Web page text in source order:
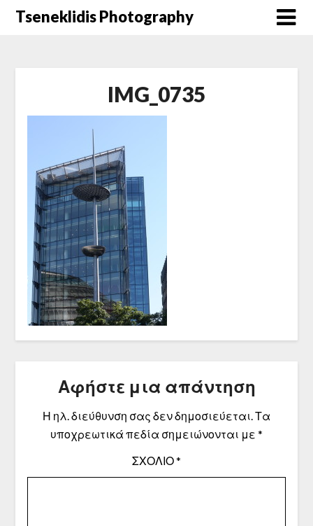
Μετάβαση
Tseneklidis Photography
IMG_0735
Αφήστε μια απάντηση
Η ηλ. διεύθυνση σας δεν δημοσιεύεται.Τα
υποχρεωτικά πεδία σημειώνονται με *
ΣΧΌΛΙΟ*